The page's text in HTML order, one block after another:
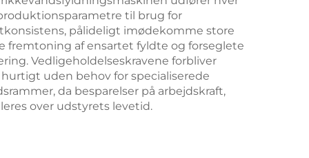
til brug for
pålideligt imødekomme store
fremtoning af ensartet fyldte og forseglete
Vedligeholdelseskravene forbliver
uden behov for specialiserede
da besparelser på arbejdskraft,
over udstyrets levetid.